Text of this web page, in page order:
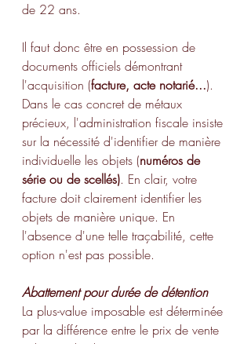
de 22 ans.
Il faut donc être en possession de
documents officiels démontrant
l'acquisition (facture, acte notarié...).
Dans le cas concret de métaux
précieux, l'administration fiscale insiste
sur la nécessité d'identifier de manière
individuelle les objets (numéros de
série ou de scellés). En clair, votre
facture doit clairement identifier les
objets de manière unique. En
l'absence d'une telle traçabilité, cette
option n'est pas possible.
Abattement pour durée de détention
La plus-value imposable est déterminée
par la différence entre le prix de vente